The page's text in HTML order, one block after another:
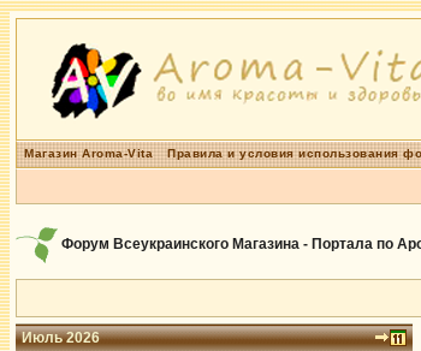
Магазин Aroma-Vita Правила и условия использования
Форум Всеукраинского Магазина - Портала по
Июль 2026